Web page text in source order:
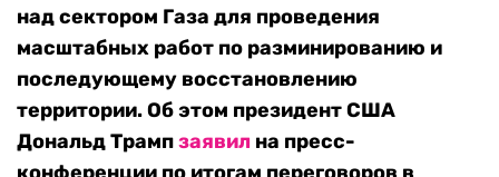
над сектором Газа для проведения
масштабных работ по разминированию и
последующему восстановлению
территории. Об этом президент США
Дональд Трампзаявил на пресс-